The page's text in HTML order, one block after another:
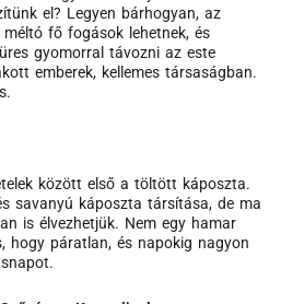
el? Legyen bárhogyan, az
fő fogások lehetnek, és
gyomorral távozni az este
emberek, kellemes társaságban.
között első a töltött káposzta.
savanyú káposzta társítása, de ma
is élvezhetjük. Nem egy hamar
hogy páratlan, és napokig nagyon